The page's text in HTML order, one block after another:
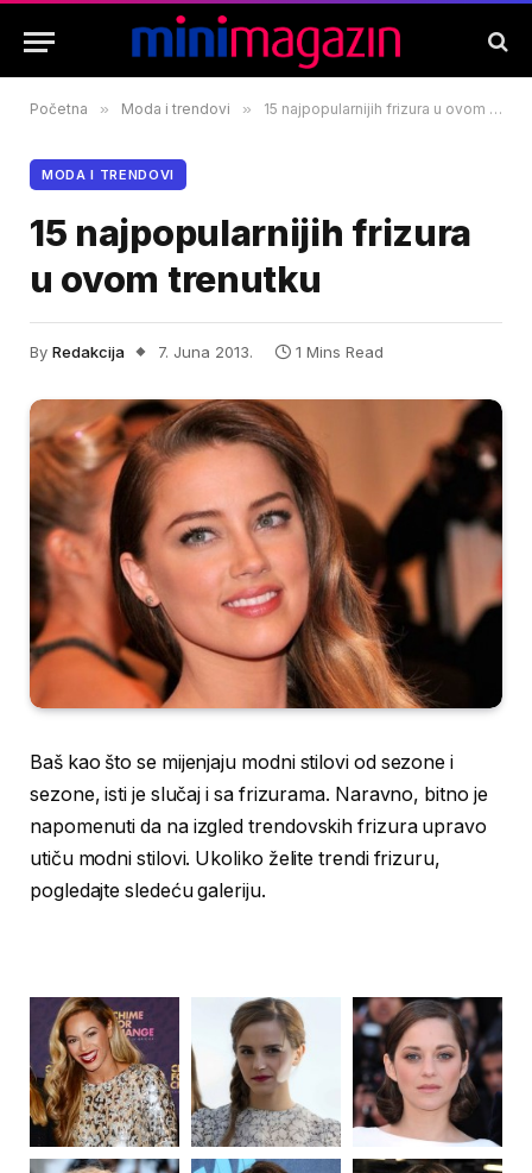
Početna » Moda i trendovi » 15 najpopularnijih frizura u ovom trenutku
MODA I TRENDOVI
15 najpopularnijih frizura
u ovom trenutku
By Redakcija 7. Juna 2013. 1 Mins Read
Baš kao što se mijenjaju modni stilovi od sezone i
sezone, isti je slučaj i sa frizurama. Naravno, bitno je
napomenuti da na izgled trendovskih frizura upravo
utiču modni stilovi. Ukoliko želite trendi frizuru,
pogledajte sledeću galeriju.